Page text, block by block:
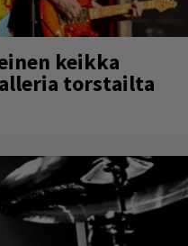
keikka
torstailta